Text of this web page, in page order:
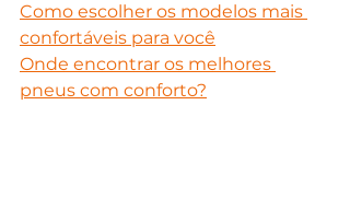
Como escolher os modelos mais
confortáveis para você
Onde encontrar os melhores
pneus com conforto?